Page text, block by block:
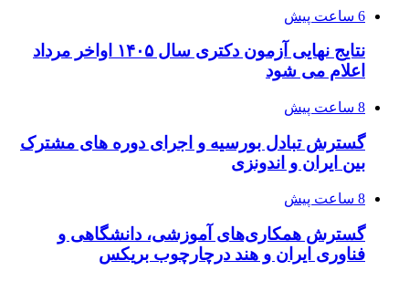
6 ساعت پیش
نتایج نهایی آزمون دکتری سال ۱۴۰۵ اواخر مرداد
اعلام می شود
8 ساعت پیش
گسترش تبادل بورسیه و اجرای دوره های مشترک
بین ایران و اندونزی
8 ساعت پیش
گسترش همکاری‌های آموزشی، دانشگاهی و
فناوری ایران و هند درچارچوب بریکس